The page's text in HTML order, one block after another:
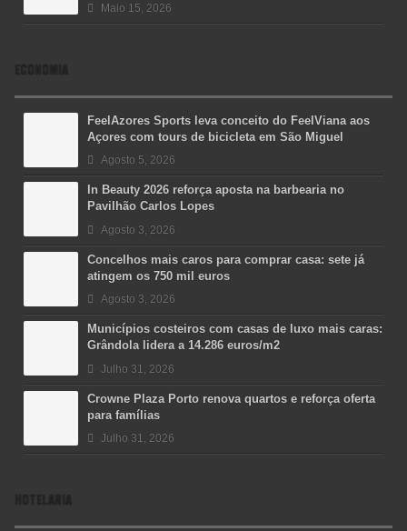
Maio 15, 2026
ECONOMIA
FeelAzores Sports leva conceito do FeelViana aos
Açores com tours de bicicleta em São Miguel
Agosto 5, 2026
In Beauty 2026 reforça aposta na barbearia no
Pavilhão Carlos Lopes
Agosto 3, 2026
Concelhos mais caros para comprar casa: sete já
atingem os 750 mil euros
Agosto 3, 2026
Municípios costeiros com casas de luxo mais caras:
Grândola lidera a 14.286 euros/m2
Julho 31, 2026
Crowne Plaza Porto renova quartos e reforça oferta
para famílias
Julho 31, 2026
HOTELARIA